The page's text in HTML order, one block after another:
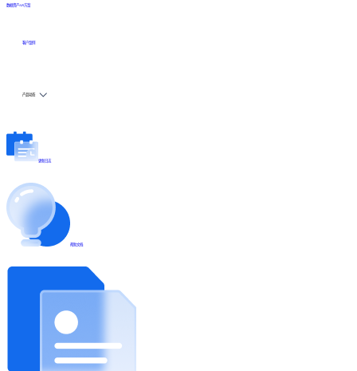
数据资产API方案
客户案例
产品动态
更新日志
帮助文档